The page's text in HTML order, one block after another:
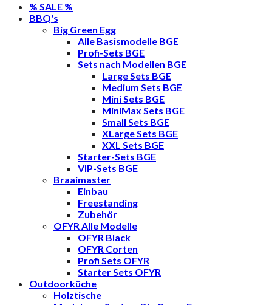
% SALE %
BBQ's
Big Green Egg
Alle Basismodelle BGE
Profi-Sets BGE
Sets nach Modellen BGE
Large Sets BGE
Medium Sets BGE
Mini Sets BGE
MiniMax Sets BGE
Small Sets BGE
XLarge Sets BGE
XXL Sets BGE
Starter-Sets BGE
VIP-Sets BGE
Braaimaster
Einbau
Freestanding
Zubehör
OFYR Alle Modelle
OFYR Black
OFYR Corten
Profi Sets OFYR
Starter Sets OFYR
Outdoorküche
Holztische